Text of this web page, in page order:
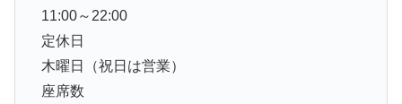
11:00～22:00
定休日
木曜日（祝日は営業）
座席数